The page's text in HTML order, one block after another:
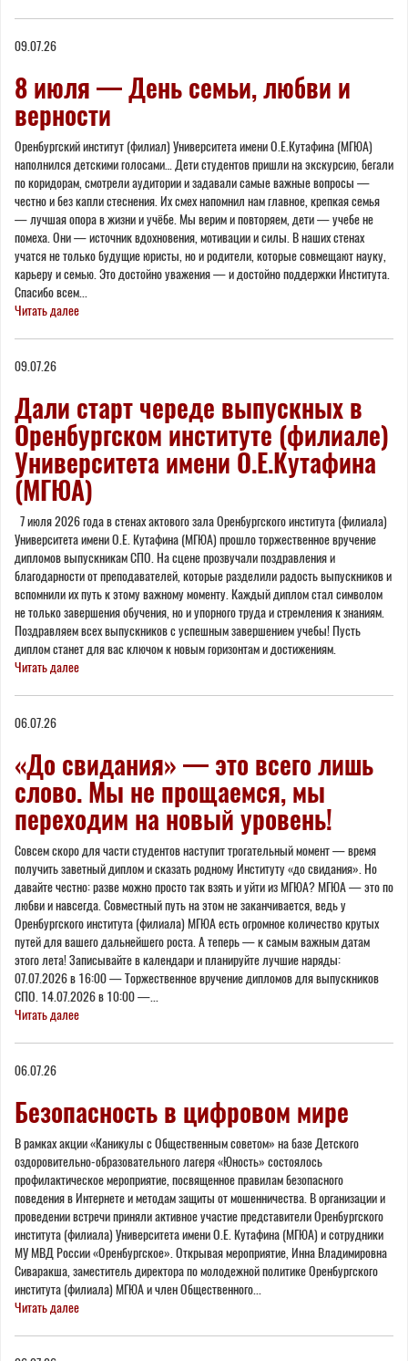
09.07.26
8 июля — День семьи, любви и
верности
Оренбургский институт (филиал) Университета имени О.Е.Кутафина (МГЮА)
наполнился детскими голосами… Дети студентов пришли на экскурсию, бегали
по коридорам, смотрели аудитории и задавали самые важные вопросы —
честно и без капли стеснения. Их смех напомнил нам главное, крепкая семья
— лучшая опора в жизни и учёбе. Мы верим и повторяем, дети — учебе не
помеха. Они — источник вдохновения, мотивации и силы. В наших стенах
учатся не только будущие юристы, но и родители, которые совмещают науку,
карьеру и семью. Это достойно уважения — и достойно поддержки Института.
Спасибо всем...
Читать далее
09.07.26
Дали старт череде выпускных в
Оренбургском институте (филиале)
Университета имени О.Е.Кутафина
(МГЮА)
7 июля 2026 года в стенах актового зала Оренбургского института (филиала)
Университета имени О.Е. Кутафина (МГЮА) прошло торжественное вручение
дипломов выпускникам СПО. На сцене прозвучали поздравления и
благодарности от преподавателей, которые разделили радость выпускников и
вспомнили их путь к этому важному моменту. Каждый диплом стал символом
не только завершения обучения, но и упорного труда и стремления к знаниям.
Поздравляем всех выпускников с успешным завершением учебы! Пусть
диплом станет для вас ключом к новым горизонтам и достижениям.
Читать далее
06.07.26
«До свидания» — это всего лишь
слово. Мы не прощаемся, мы
переходим на новый уровень!
Совсем скоро для части студентов наступит трогательный момент — время
получить заветный диплом и сказать родному Институту «до свидания». Но
давайте честно: разве можно просто так взять и уйти из МГЮА? МГЮА — это по
любви и навсегда. Совместный путь на этом не заканчивается, ведь у
Оренбургского института (филиала) МГЮА есть огромное количество крутых
путей для вашего дальнейшего роста. А теперь — к самым важным датам
этого лета! Записывайте в календари и планируйте лучшие наряды:
07.07.2026 в 16:00 — Торжественное вручение дипломов для выпускников
СПО. 14.07.2026 в 10:00 —...
Читать далее
06.07.26
Безопасность в цифровом мире
В рамках акции «Каникулы с Общественным советом» на базе Детского
оздоровительно-образовательного лагеря «Юность» состоялось
профилактическое мероприятие, посвященное правилам безопасного
поведения в Интернете и методам защиты от мошенничества. В организации и
проведении встречи приняли активное участие представители Оренбургского
института (филиала) Университета имени О.Е. Кутафина (МГЮА) и сотрудники
МУ МВД России «Оренбургское». Открывая мероприятие, Инна Владимировна
Сиваракша, заместитель директора по молодежной политике Оренбургского
института (филиала) МГЮА и член Общественного...
Читать далее